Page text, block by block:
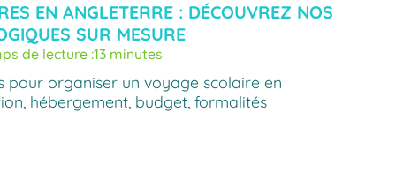
EN ANGLETERRE : DÉCOUVREZ NOS
SUR MESURE
de lecture :13 minutes
pour organiser un voyage scolaire en
hébergement, budget, formalités